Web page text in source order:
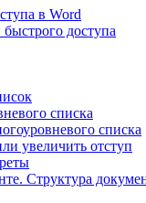
в Word
доступа
списка
списка
увеличить отступ
Структура